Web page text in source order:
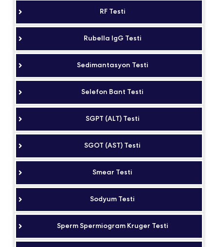
RF Testi
Rubella IgG Testi
Sedimantasyon Testi
Selefon Bant Testi
SGPT (ALT) Testi
SGOT (AST) Testi
Smear Testi
Sodyum Testi
Sperm Spermiogram Kruger Testi